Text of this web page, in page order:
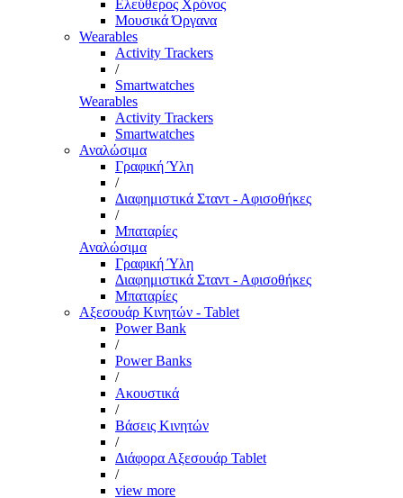
Ελεύθερος Χρόνος
Μουσικά Όργανα
Wearables
Activity Trackers
/
Smartwatches
Wearables
Activity Trackers
Smartwatches
Αναλώσιμα
Γραφική Ύλη
/
Διαφημιστικά Σταντ - Αφισοθήκες
/
Μπαταρίες
Αναλώσιμα
Γραφική Ύλη
Διαφημιστικά Σταντ - Αφισοθήκες
Μπαταρίες
Αξεσουάρ Κινητών - Tablet
Power Bank
/
Power Banks
/
Ακουστικά
/
Βάσεις Κινητών
/
Διάφορα Αξεσουάρ Tablet
/
view more